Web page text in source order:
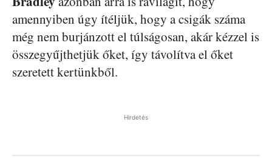
amennyiben úgy ítéljük, hogy a csigák száma
még nem burjánzott el túlságosan, akár kézzel is
összegyűjthetjük őket, így távolítva el őket
szeretett kertünkből.
Hirdetés